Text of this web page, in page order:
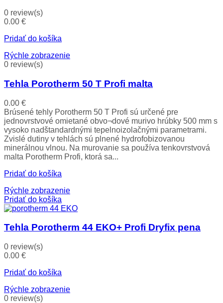
0 review(s)
0.00 €
Pridať do košíka
Rýchle zobrazenie
0 review(s)
Tehla Porotherm 50 T Profi malta
0.00 €
Brúsené tehly Porotherm 50 T Profi sú určené pre
jednovrstvové omietané obvo¬dové murivo hrúbky 500 mm s
vysoko nadštandardnými tepelnoizolačnými parametrami.
Zvislé dutiny v tehlách sú plnené hydrofobizovanou
minerálnou vlnou. Na murovanie sa používa tenkovrstvová
malta Porotherm Profi, ktorá sa...
Pridať do košíka
Rýchle zobrazenie
Pridať do košíka
Tehla Porotherm 44 EKO+ Profi Dryfix pena
0 review(s)
0.00 €
Pridať do košíka
Rýchle zobrazenie
0 review(s)